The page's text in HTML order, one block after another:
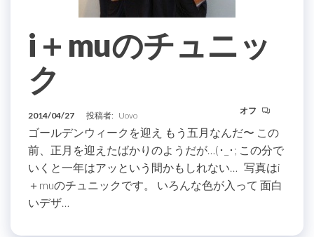
i＋muのチュニッ
ク
2014/04/27 投稿者: Uovo オフ
ゴールデンウィークを迎え もう五月なんだ〜 この
前、正月を迎えたばかりのようだが…(･_･; この分で
いくと一年はアッという間かもしれない… 写真はi
＋muのチュニックです。 いろんな色が入って 面白
いデザ…